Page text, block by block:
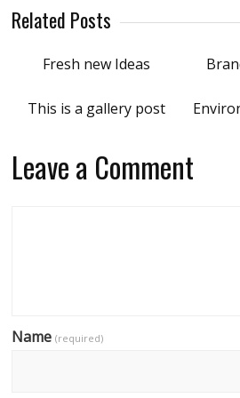
Related Posts
Fresh new Ideas
This is a gallery post
Leave a Comment
Name(required)